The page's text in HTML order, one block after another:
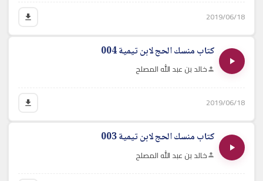
2019/06/18
كتاب منسك الحج لابن تيمية 004
خالد بن عبد الله المصلح
2019/06/18
كتاب منسك الحج لابن تيمية 003
خالد بن عبد الله المصلح